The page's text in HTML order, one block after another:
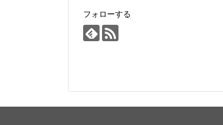
フォローする